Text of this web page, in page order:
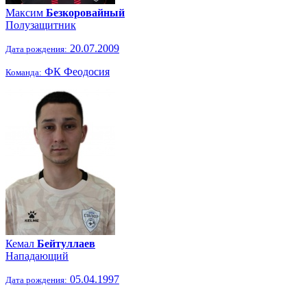
Максим Безкоровайный
Полузащитник
Дата рождения: 20.07.2009
Команда: ФК Феодосия
Кемал Бейтуллаев
Нападающий
Дата рождения: 05.04.1997